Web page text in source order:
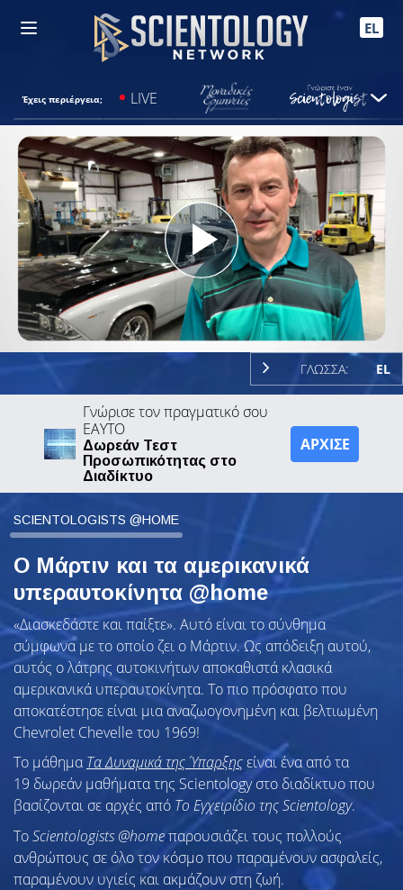
EL
Έχεις περιέργεια; LIVE
Play
Video
ΓΛΩΣΣΑ: EL
Γνώρισε τον πραγματικό σου
ΕΑΥΤΟ
Δωρεάν Τεστ
Προσωπικότητας στο
Διαδίκτυο
ΑΡΧΙΣΕ
SCIENTOLOGISTS @HOME
Ο Μάρτιν και τα αμερικανικά
υπεραυτοκίνητα @home
«Διασκεδάστε και παίξτε». Αυτό είναι το σύνθημα
σύμφωνα με το οποίο ζει ο Μάρτιν. Ως απόδειξη αυτού,
αυτός ο λάτρης αυτοκινήτων αποκαθιστά κλασικά
αμερικανικά υπεραυτοκίνητα. Το πιο πρόσφατο που
αποκατέστησε είναι μια αναζωογονημένη και βελτιωμένη
Chevrolet Chevelle του 1969!
Το μάθημαΤα Δυναμικά της Ύπαρξηςείναι ένα από τα
19 δωρεάν μαθήματα της Scientology στο διαδίκτυο που
βασίζονται σε αρχές από Το Εγχειρίδιο της Scientology.
ToScientologists @homeπαρουσιάζει τους πολλούς
ανθρώπους σε όλο τον κόσμο που παραμένουν ασφαλείς,
παραμένουν υγιείς και ακμάζουν στη ζωή.